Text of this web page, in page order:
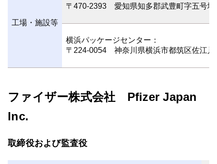
工場・施設等
〒470-2393 愛知県知多郡武豊町字五号地
横浜パッケージセンター：
〒224‐0054 神奈川県横浜市都筑区佐江戸
ファイザー株式会社 Pfizer Japan
Inc.
取締役および監査役